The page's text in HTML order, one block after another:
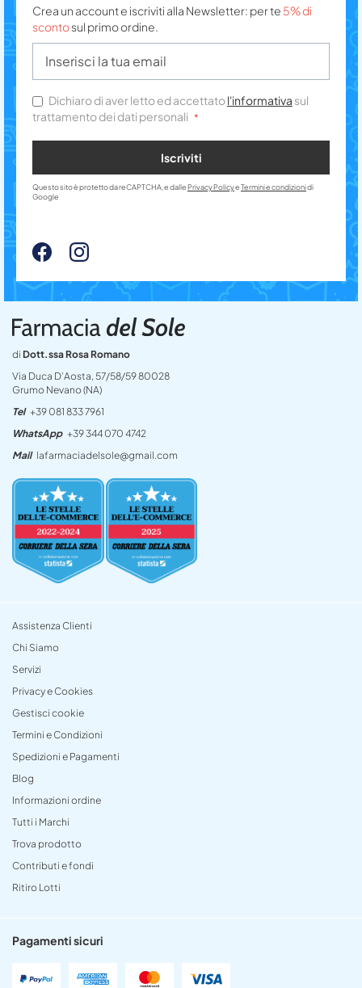
di Dott.ssa Rosa Romano
Via Duca D’Aosta, 57/58/59 80028
Grumo Nevano (NA)
Tel +39 081 833 7961
WhatsApp +39 344 070 4742
Mail lafarmaciadelsole@gmail.com
Assistenza Clienti
Chi Siamo
Servizi
Privacy e Cookies
Gestisci cookie
Termini e Condizioni
Spedizioni e Pagamenti
Blog
Informazioni ordine
Tutti i Marchi
Trova prodotto
Contributi e fondi
Ritiro Lotti
Pagamenti sicuri
Crea un account e iscriviti alla Newsletter: per te 5% di
scontosul primo ordine.
Dichiaro di aver letto ed accettatol'informativa sul
trattamento dei dati personali
Iscriviti
Questo sito è protetto da reCAPTCHA, e dallePrivacy PolicyeTermini e condizionidi
Google